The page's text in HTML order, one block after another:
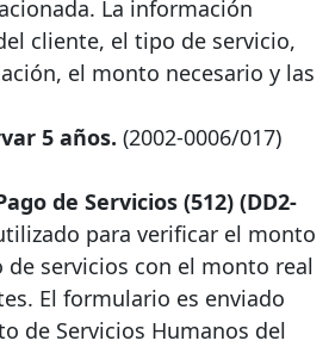
La información
cliente, el tipo de servicio,
el monto necesario y las
5 años. (2002-0006/017)
de Servicios (512) (DD2-
para verificar el monto
servicios con el monto real
El formulario es enviado
de Servicios Humanos del